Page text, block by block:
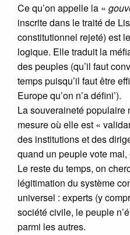
Ce qu’on appelle la «
inscrite dans le traité de
constitutionnel rejeté) est
logique. Elle traduit la
des peuples (qu’il faut
temps puisqu’il faut être
Europe qu’on n’a défini’).
La souveraineté populaire
mesure où elle est «
des institutions et des
quand un peuple vote
Le reste du temps, on
légitimation du système
universel : experts (y
société civile, le peuple
parmi les autres.